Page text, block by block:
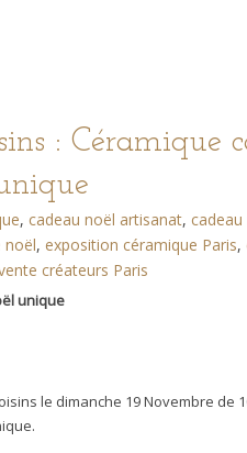
: Céramique
, cadeau noël artisanat,
noël, exposition céramique Paris,
créateurs Paris
unique
le dimanche 19 Novembre de